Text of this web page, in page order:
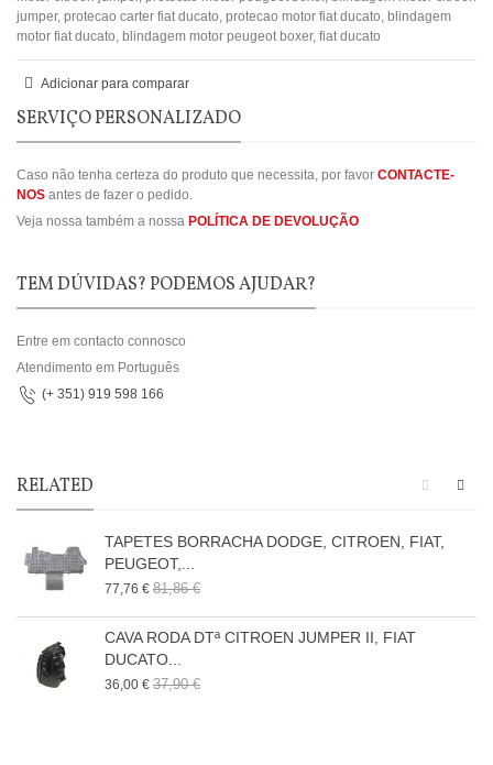
jumper, protecao carter fiat ducato, protecao motor fiat ducato, blindagem
motor fiat ducato, blindagem motor peugeot boxer, fiat ducato
Adicionar para comparar
SERVIÇO PERSONALIZADO
Caso não tenha certeza do produto que necessita, por favor CONTACTE-
NOS antes de fazer o pedido.
Veja nossa também a nossa POLÍTICA DE DEVOLUÇÃO
TEM DÚVIDAS? PODEMOS AJUDAR?
Entre em contacto connosco
Atendimento em Português
(+ 351) 919 598 166
RELATED
TAPETES BORRACHA DODGE, CITROEN, FIAT,
PEUGEOT,...
77,76 € 81,86 €
CAVA RODA DTª CITROEN JUMPER II, FIAT
DUCATO...
36,00 € 37,90 €